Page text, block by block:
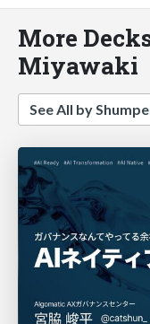
More
Miyawaki
See All by